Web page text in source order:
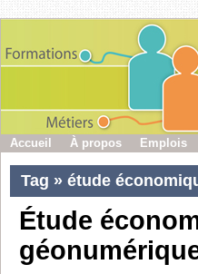
Accueil À propos Emplois
Tag » étude
Étude